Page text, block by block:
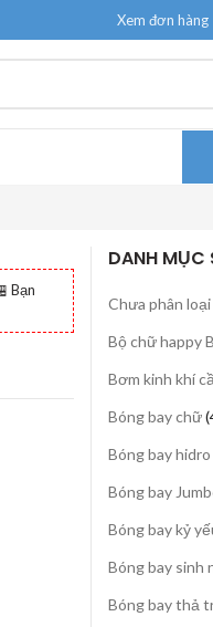
Xem đơn hàng
Bạn
DANH MỤC
Chưa phân loại
Bộ chữ happy
Bơm kinh khí
Bóng bay chữ
Bóng bay hidro
Bóng bay
Bóng bay kỷ
Bóng bay sinh
Bóng bay thả